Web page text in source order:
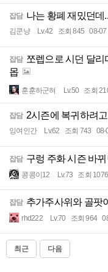
잡담 나는 황폐 재밌던데
김쿤냥 Lv.42 조회 845 08-07
잡담 쪼렙으로 시던 달
몹
훈훈하군혀 Lv.50 조회
잡담 2시즌에 복귀하려고
잉여인간 Lv.62 조회 743 08-
잡담 구렁 주화 시즌 바
콩콩이12 Lv.73 조회 1076
잡담 추가주사위와 골팟
rhd222 Lv.70 조회 964
최근 다음